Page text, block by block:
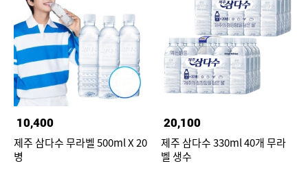
10,400
제주 삼다수 무라벨 500ml X 20
병
20,100
제주 삼다수 330ml 40개 무라
벨 생수